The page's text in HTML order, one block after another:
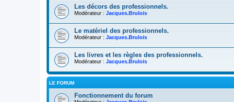
Les décors des professionnels.
Modérateur : Jacques.Brulois
Le matériel des professionnels.
Modérateur : Jacques.Brulois
Les livres et les règles des professionnels.
Modérateur : Jacques.Brulois
LE FORUM
Fonctionnement du forum